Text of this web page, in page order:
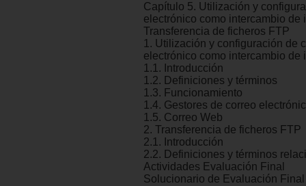
Capítulo 5. Utilización y
electrónico como intercambio de
Transferencia de ficheros FTP
1. Utilización y configuración de
electrónico como intercambio de
1.1. Introducción
1.2. Definiciones y términos
1.3. Funcionamiento
1.4. Gestores de correo
1.5. Correo Web
2. Transferencia de ficheros FTP
2.1. Introducción
2.2. Definiciones y términos
Actividades Evaluación Final
Solucionario de Evaluación Final